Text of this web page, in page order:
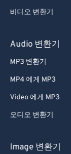
비디오 변환기
Audio 변환기
MP3 변환기
MP4 에게 MP3
Video 에게 MP3
오디오 변환기
Image 변환기